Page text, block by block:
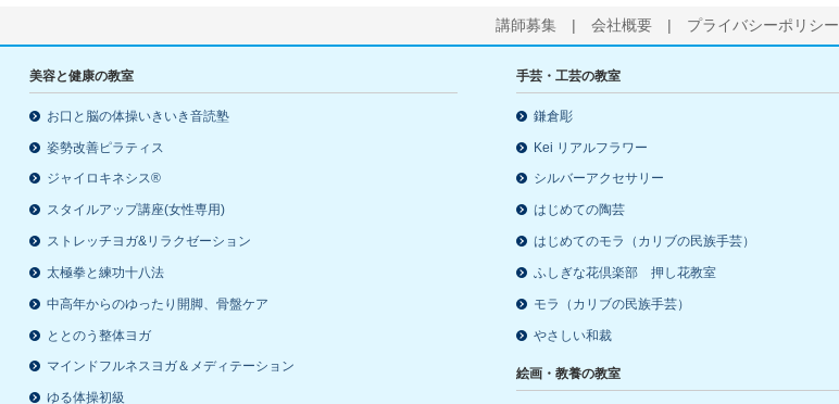
講師募集 | 会社概要 | プライバシーポリシー
美容と健康の教室
お口と脳の体操いきいき音読塾
姿勢改善ピラティス
ジャイロキネシス®
スタイルアップ講座(女性専用)
ストレッチヨガ&リラクゼーション
太極拳と練功十八法
中高年からのゆったり開脚、骨盤ケア
ととのう整体ヨガ
マインドフルネスヨガ＆メディテーション
ゆる体操初級
手芸・工芸の教室
鎌倉彫
Kei リアルフラワー
シルバーアクセサリー
はじめての陶芸
はじめてのモラ（カリブの民族手芸）
ふしぎな花倶楽部 押し花教室
モラ（カリブの民族手芸）
やさしい和裁
絵画・教養の教室